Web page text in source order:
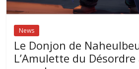
News
Le Donjon de
L’Amulette du